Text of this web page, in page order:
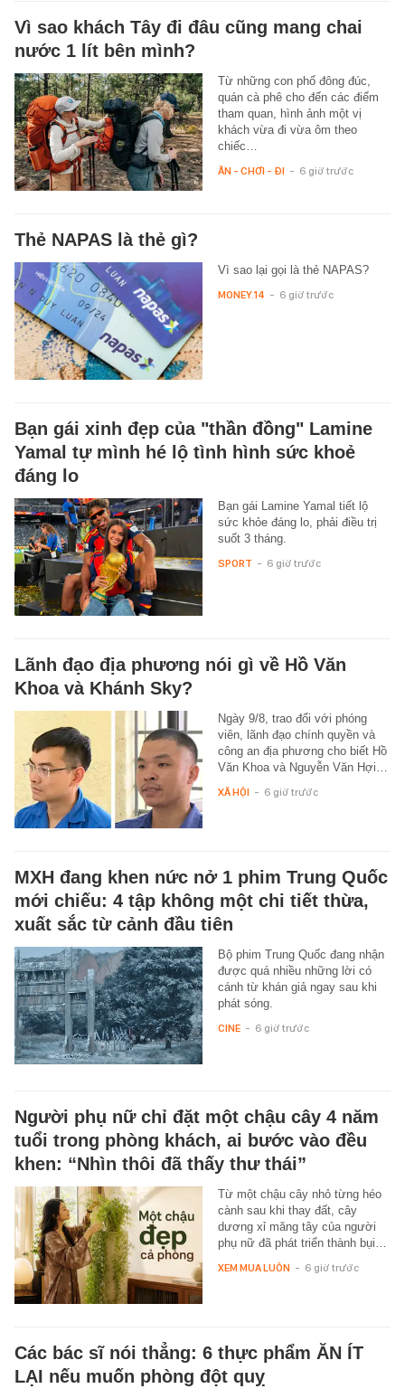
Vì sao khách Tây đi đâu cũng mang chai
nước 1 lít bên mình?
Từ những con phố đông đúc,
quán cà phê cho đến các điểm
tham quan, hình ảnh một vị
khách vừa đi vừa ôm theo
chiếc…
ĂN - CHƠI - ĐI - 6 giờ trước
Thẻ NAPAS là thẻ gì?
Vì sao lại gọi là thẻ NAPAS?
MONEY.14 - 6 giờ trước
Bạn gái xinh đẹp của "thần đồng" Lamine
Yamal tự mình hé lộ tình hình sức khoẻ
đáng lo
Bạn gái Lamine Yamal tiết lộ
sức khỏe đáng lo, phải điều trị
suốt 3 tháng.
SPORT - 6 giờ trước
Lãnh đạo địa phương nói gì về Hồ Văn
Khoa và Khánh Sky?
Ngày 9/8, trao đổi với phóng
viên, lãnh đạo chính quyền và
công an địa phương cho biết Hồ
Văn Khoa và Nguyễn Văn Hợi…
XÃ HỘI - 6 giờ trước
MXH đang khen nức nở 1 phim Trung Quốc
mới chiếu: 4 tập không một chi tiết thừa,
xuất sắc từ cảnh đầu tiên
Bộ phim Trung Quốc đang nhận
được quá nhiều những lời có
cánh từ khán giả ngay sau khi
phát sóng.
CINE - 6 giờ trước
Người phụ nữ chỉ đặt một chậu cây 4 năm
tuổi trong phòng khách, ai bước vào đều
khen: “Nhìn thôi đã thấy thư thái”
Từ một chậu cây nhỏ từng héo
cành sau khi thay đất, cây
dương xỉ măng tây của người
phụ nữ đã phát triển thành bụi…
XEM MUA LUÔN - 6 giờ trước
Các bác sĩ nói thẳng: 6 thực phẩm ĂN ÍT
LẠI nếu muốn phòng đột quỵ